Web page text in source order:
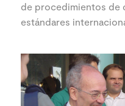
de procedimientos de
estándares